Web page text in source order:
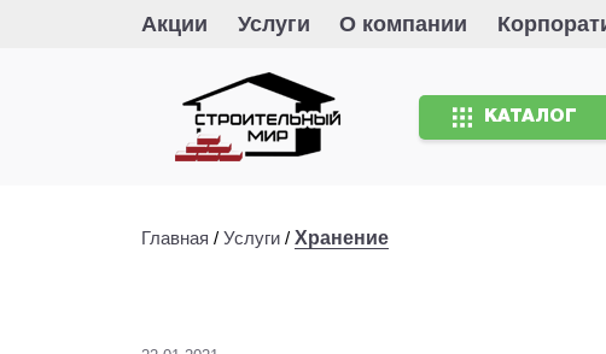
Акции Услуги О компании
КАТАЛОГ
Главная / Услуги / Хранение